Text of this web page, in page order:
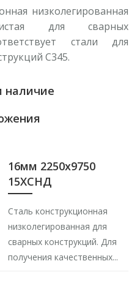
низколегированная
для сварных
стали для
С345.
наличие
16мм 2250х9750
15ХСНД
Сталь конструкционная
низколегированная для
сварных конструкций. Для
получения качественных...